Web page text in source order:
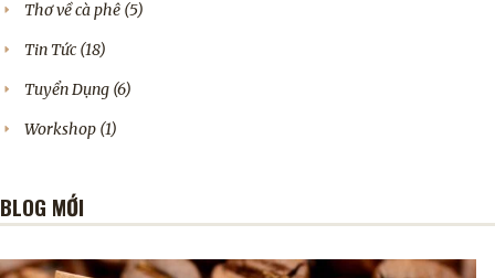
Thơ về cà phê (5)
Tin Tức (18)
Tuyển Dụng (6)
Workshop (1)
BLOG MỚI